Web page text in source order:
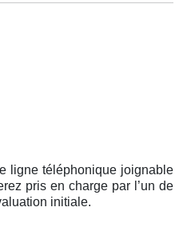
ligne téléphonique joignable
pris en charge par l’un de
initiale.